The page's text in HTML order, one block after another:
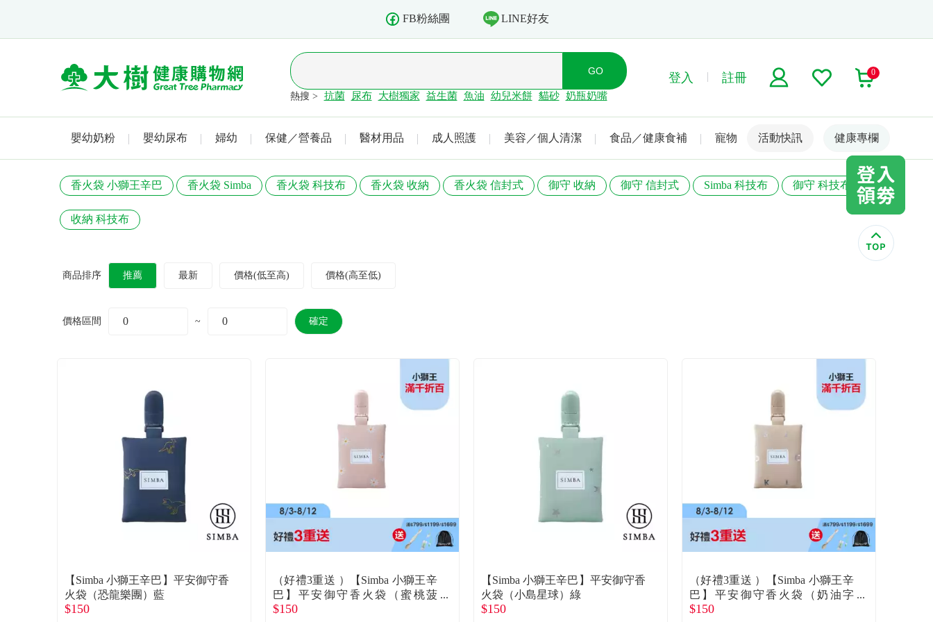
FB粉絲團 LINE好友
熱搜 > 抗菌 尿布 大樹獨家 益生菌 魚油 幼兒米餅 貓砂 奶瓶奶嘴
登入 註冊 0
嬰幼奶粉 嬰幼尿布 婦幼 保健／營養品 醫材用品 成人照護 美容／個人清潔 食品／健康食補 寵物 名人嚴選
活動快訊 健康專欄
香火袋 小獅王辛巴 香火袋 Simba 香火袋 科技布 香火袋 收納 香火袋 信封式 御守 收納 御守 信封式 Simba 科技布 御守 科技布
收納 科技布
商品排序 推薦 最新 價格(低至高) 價格(高至低)
價格區間 ~ 確定
【Simba 小獅王辛巴】平安御守香
火袋（恐龍樂團）藍
$150
（好禮3重送 ）【Simba 小獅王辛
巴】平安御守香火袋（蜜桃菠
菠）粉
$150
【Simba 小獅王辛巴】平安御守香
火袋（小島星球）綠
$150
（好禮3重送 ）【Simba 小獅王辛
巴】平安御守香火袋（奶油字
母）杏
$150